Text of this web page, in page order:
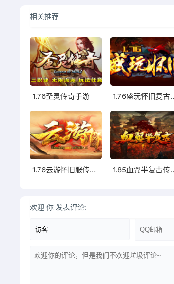
相关推荐
1.76圣灵传奇手游 1.76盛玩怀
1.76云游怀旧服传奇手游 1.85血翼半
欢迎 你 发表评论: